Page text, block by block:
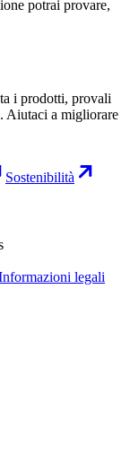
potrai provare,
i prodotti, provali
Aiutaci a migliorare
Sostenibilità
legali